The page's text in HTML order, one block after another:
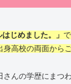
じめました。」
高校の両面から
んの学歴にまつ